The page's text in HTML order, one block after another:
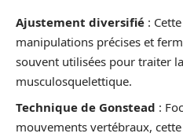
Ajustement diversifié :
manipulations précises et
souvent utilisées pour traiter
musculosquelettique.
Technique de Gonstead :
mouvements vertébraux,